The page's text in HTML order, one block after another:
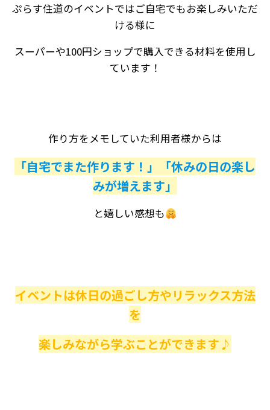
ぷらす住道のイベントではご自宅でもお楽しみいただ
ける様に
スーパーや100円ショップで購入できる材料を使用し
ています！
作り方をメモしていた利用者様からは
「自宅でまた作ります！」「休みの日の楽し
みが増えます」
と嬉しい感想も
イベントは休日の過ごし方やリラックス方法
を
楽しみながら学ぶことができます♪